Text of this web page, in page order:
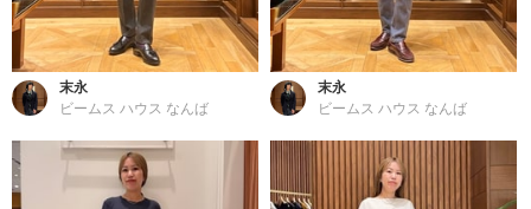
末永
ビームス ハウス なんば
末永
ビームス ハウス なんば